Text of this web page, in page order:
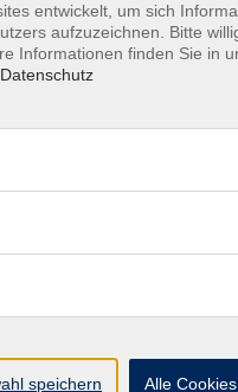
Wem kann ich mein
Anlageberatung von
Reihe „Finance Goes Digital –
vorsorgen und klug
Frauen. Finanzen.
schließen. Geld clever
entwickelt, um sich
aufzuzeichnen. Bitte
Informationen finden Sie in
Datenschutz
speichern Alle